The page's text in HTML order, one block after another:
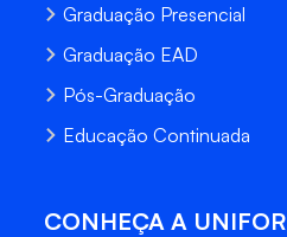
Graduação Presencial
Graduação EAD
Pós-Graduação
Educação Continuada
CONHEÇA A UNIFOR